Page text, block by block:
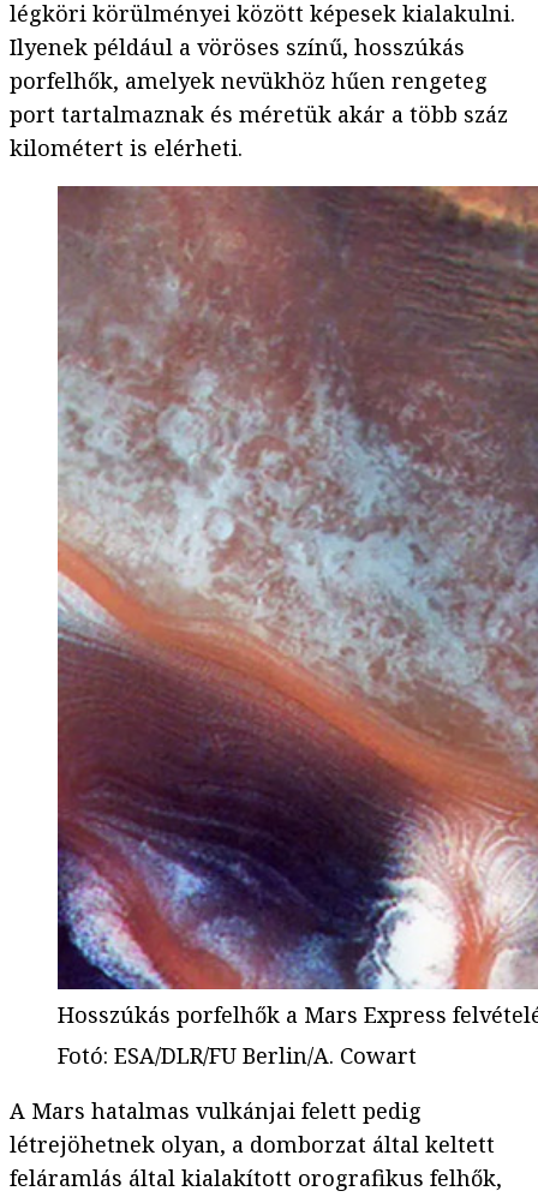
légköri körülményei között képesek kialakulni.
Ilyenek például a vöröses színű, hosszúkás
porfelhők, amelyek nevükhöz hűen rengeteg
port tartalmaznak és méretük akár a több száz
kilométert is elérheti.
Hosszúkás porfelhők a Mars Express
Fotó: ESA/DLR/FU Berlin/A. Cowart
A Mars hatalmas vulkánjai felett pedig
létrejöhetnek olyan, a domborzat által keltett
feláramlás által kialakított orografikus felhők,